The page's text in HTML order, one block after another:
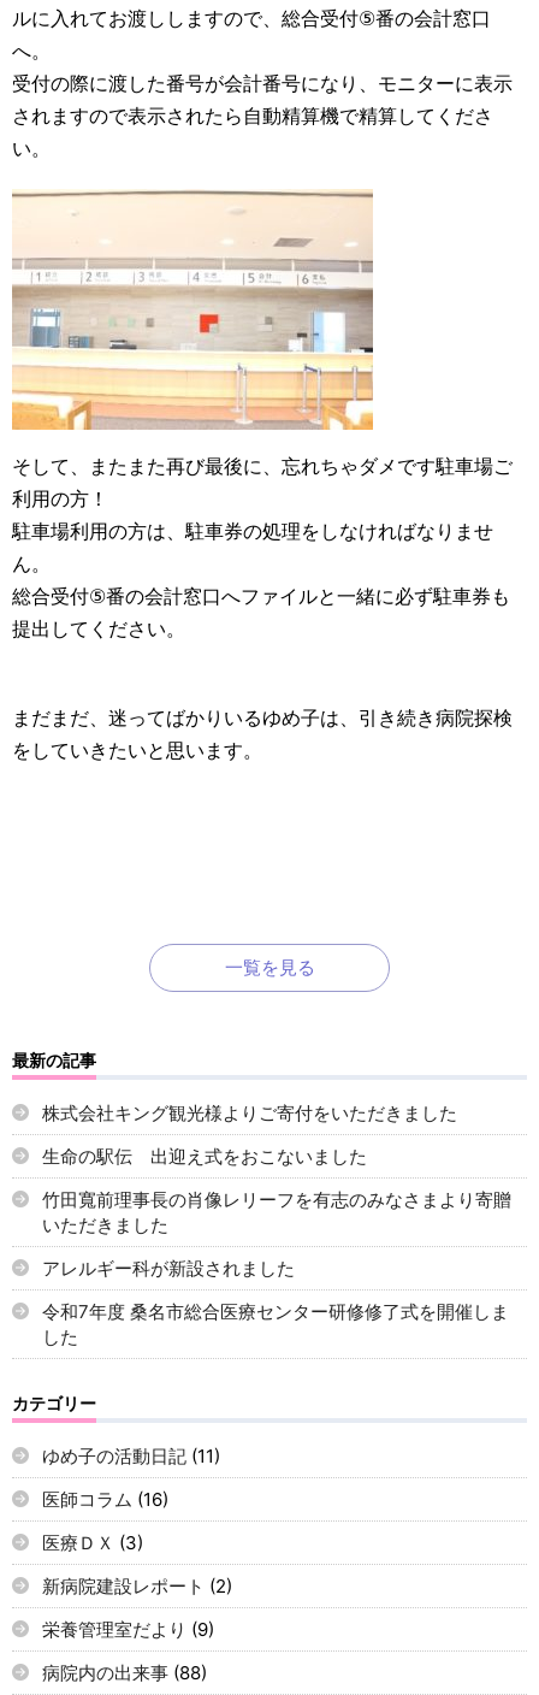
ルに入れてお渡ししますので、総合受付⑤番の会計窓口
へ。
受付の際に渡した番号が会計番号になり、モニターに表示
されますので表示されたら自動精算機で精算してくださ
い。
そして、またまた再び最後に、忘れちゃダメです駐車場ご
利用の方！
駐車場利用の方は、駐車券の処理をしなければなりませ
ん。
総合受付⑤番の会計窓口へファイルと一緒に必ず駐車券も
提出してください。
まだまだ、迷ってばかりいるゆめ子は、引き続き病院探検
をしていきたいと思います。
一覧を見る
最新の記事
株式会社キング観光様よりご寄付をいただきました
生命の駅伝 出迎え式をおこないました
竹田寬前理事長の肖像レリーフを有志のみなさまより寄贈
いただきました
アレルギー科が新設されました
令和7年度 桑名市総合医療センター研修修了式を開催しま
した
カテゴリー
ゆめ子の活動日記 (11)
医師コラム (16)
医療ＤＸ (3)
新病院建設レポート (2)
栄養管理室だより (9)
病院内の出来事 (88)